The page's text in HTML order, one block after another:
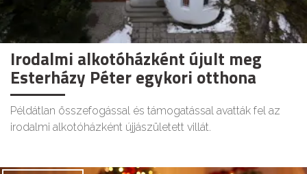
Irodalmi alkotóházként újult meg
Esterházy Péter egykori otthona
Példátlan összefogással és támogatással avatták fel az
irodalmi alkotóházként újjászületett villát.